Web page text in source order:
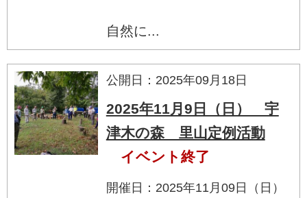
自然に...
公開日：2025年09月18日
2025年11月9日（日） 宇
津木の森 里山定例活動
イベント終了
開催日：2025年11月09日（日）